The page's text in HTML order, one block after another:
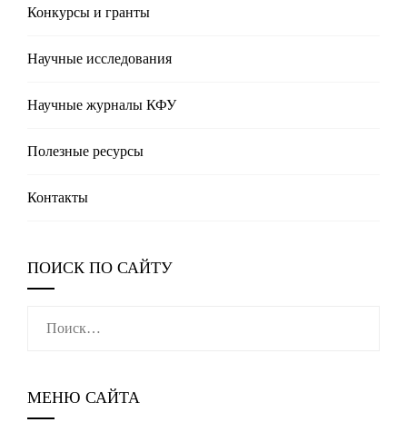
Конкурсы и гранты
Научные исследования
Научные журналы КФУ
Полезные реcурсы
Контакты
ПОИСК ПО САЙТУ
МЕНЮ САЙТА